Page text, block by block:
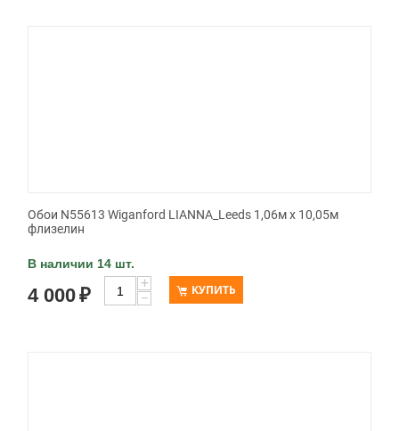
Обои N55613 Wiganford LIANNA_Leeds 1,06м х 10,05м
флизелин
В наличии 14 шт.
4 000₽
+
−
КУПИТЬ